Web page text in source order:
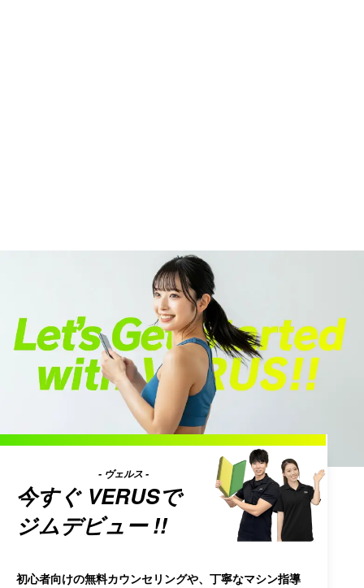
今すぐ VERUS
- ヴェルス -
で
ジムデビュー !!
初心者向けの無料カウンセリングや、丁寧なマシン指導